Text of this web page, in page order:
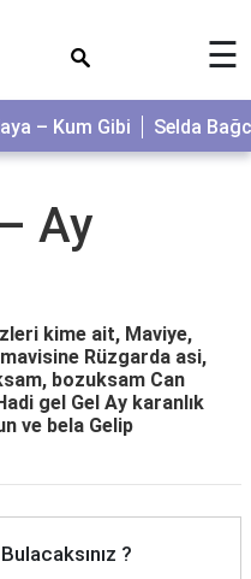
☰
– Kum Gibi Selda
Ay
kime ait, Maviye,
Rüzgarda asi,
bozuksam Can
gel Gel Ay karanlık
ve bela Gelip
?